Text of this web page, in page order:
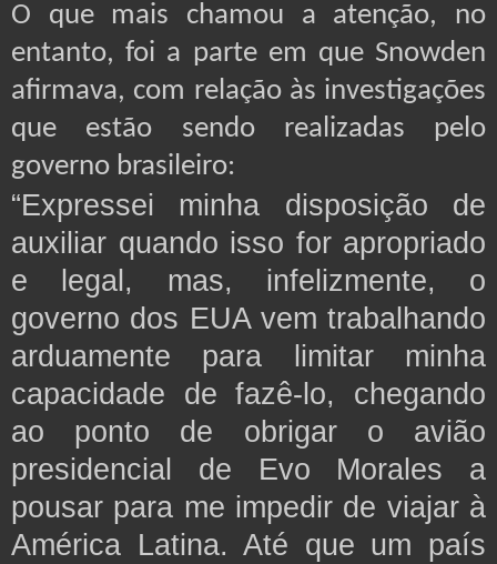
O que mais chamou a atenção, no
entanto, foi a parte em que Snowden
afirmava, com relação às investigações
que estão sendo realizadas pelo
governo brasileiro:
“Expressei minha disposição de
auxiliar quando isso for apropriado
e legal, mas, infelizmente, o
governo dos EUA vem trabalhando
arduamente para limitar minha
capacidade de fazê-lo, chegando
ao ponto de obrigar o avião
presidencial de Evo Morales a
pousar para me impedir de viajar à
América Latina. Até que um país